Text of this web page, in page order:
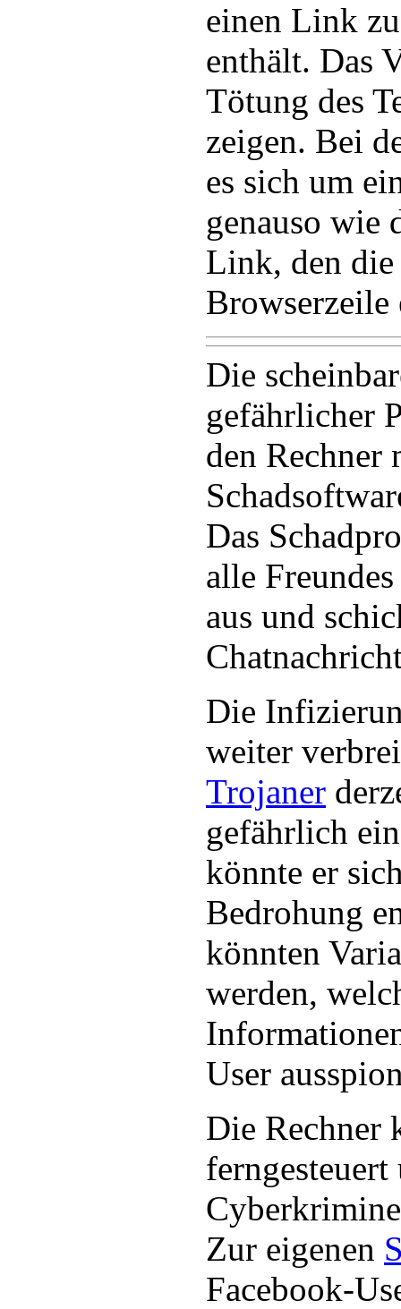
einen Link
enthält. Das
Tötung des
zeigen. Bei
es sich um
genauso wie
Link, den
Browserzeile
Die
gefährlicher
den Rechner
Das
alle
aus und
Die
weiter
Trojaner
gefährlich
könnte er
Bedrohung
könnten
werden,
User
Die Rechner
Zur eigenen
Facebook-